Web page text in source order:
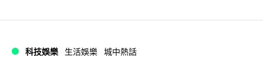
科技娛樂 生活娛樂 城中熱話